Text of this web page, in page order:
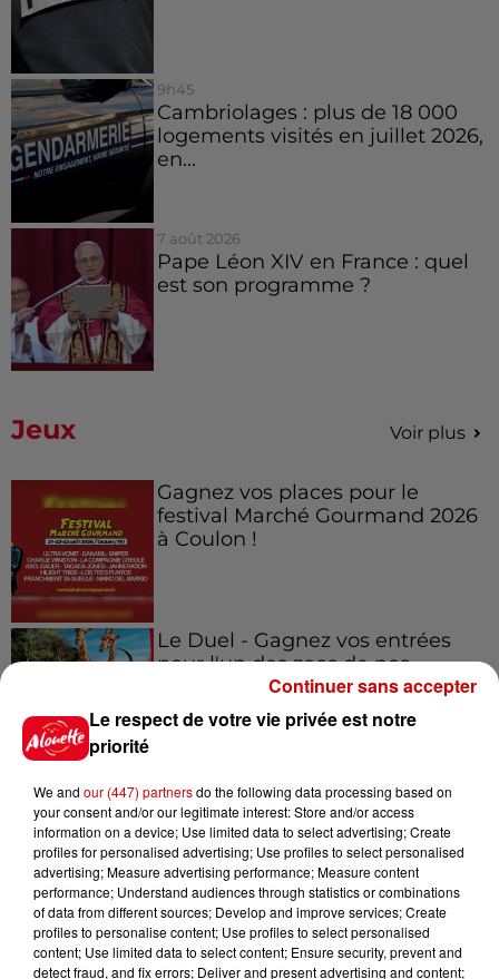
9h45
Cambriolages : plus de 18 000
logements visités en juillet 2026,
en...
7 août 2026
Pape Léon XIV en France : quel
est son programme ?
Jeux Voir plus
Gagnez vos places pour le
festival Marché Gourmand 2026
à Coulon !
Le Duel - Gagnez vos entrées
pour l'un des zoos de nos
Destination Vacances - Gagnez
votre séjour en famille au cœur
de la...
Destination Vacances : inscrivez-
vous !
Le respect de votre vie privée est notre
priorité
We and our (447) partnersdo the following data processing based on
your consent and/or our legitimate interest: Store and/or access
information on a device; Use limited data to select advertising; Create
profiles for personalised advertising; Use profiles to select personalised
advertising; Measure advertising performance; Measure content
performance; Understand audiences through statistics or combinations
of data from different sources; Develop and improve services; Create
profiles to personalise content; Use profiles to select personalised
content; Use limited data to select content; Ensure security, prevent and
detect fraud, and fix errors; Deliver and present advertising and content;
Continuer sans accepter